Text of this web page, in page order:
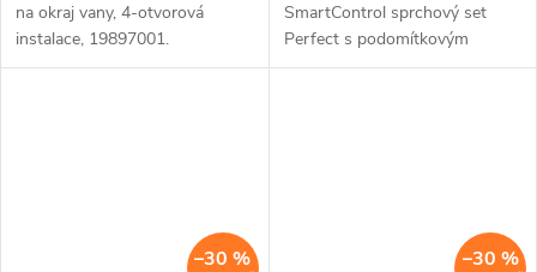
na okraj vany, 4-otvorová
instalace, 19897001.
Barva chrom.
SmartControl sprchový set
Perfect s podomítkovým
termostatem, 210 mm,
–30 % –30 %